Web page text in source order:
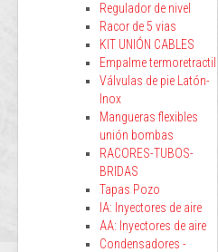
Regulador de nivel
Racor de 5 vias
KIT UNIÓN CABLES
Empalme termoretractil
Válvulas de pie Latón-
Inox
Mangueras flexibles
unión bombas
RACORES-TUBOS-
BRIDAS
Tapas Pozo
IA: Inyectores de aire
AA: Inyectores de aire
Condensadores -